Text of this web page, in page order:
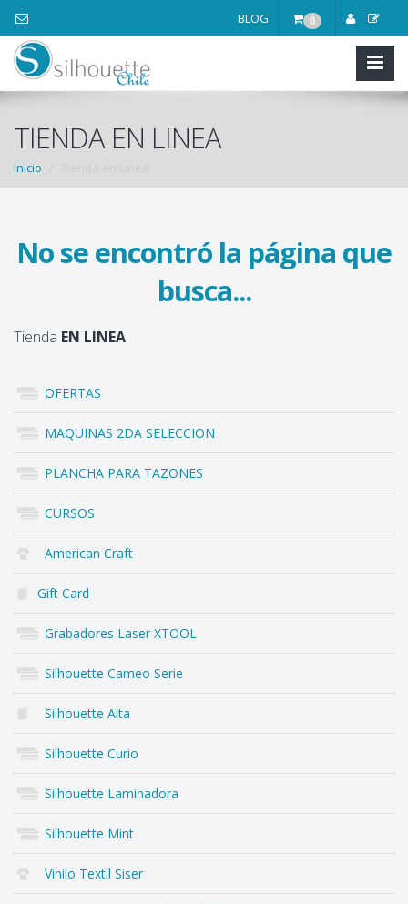
0
BLOG
TIENDA EN LINEA
Inicio
No se encontró la página que
busca...
Tienda EN LINEA
OFERTAS
MAQUINAS 2DA SELECCION
PLANCHA PARA TAZONES
CURSOS
American Craft
Gift Card
Grabadores Laser XTOOL
Silhouette Cameo Serie
Silhouette Alta
Silhouette Curio
Silhouette Laminadora
Silhouette Mint
Vinilo Textil Siser